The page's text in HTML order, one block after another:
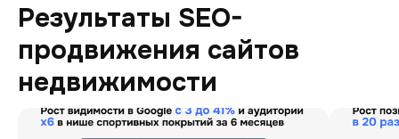
Результаты SEO-
продвижения сайтов
недвижимости